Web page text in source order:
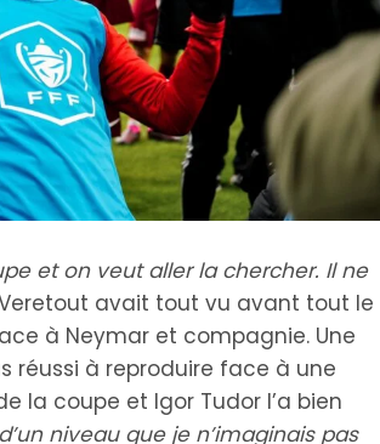
et on veut aller la chercher. Il ne
avait tout vu avant tout le
à Neymar et compagnie. Une
réussi à reproduire face à une
la coupe et Igor Tudor l’a bien
niveau que je n’imaginais pas